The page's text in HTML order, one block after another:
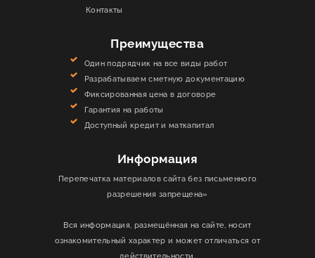
Контакты
Преимущества
Один подрядчик на все виды работ
Разрабатываем сметную документацию
Фиксированная цена в договоре
Гарантия на работы
Доступный кредит и маткапитал
Информация
Перепечатка материалов сайта без письменного
разрешения запрещена»
Вся информация, размещённая на сайте, носит
ознакомительный характер и может отличаться от
действительности.